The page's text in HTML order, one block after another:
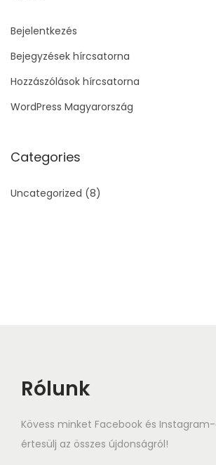
Bejelentkezés
Bejegyzések hírcsatorna
Hozzászólások hírcsatorna
WordPress Magyarország
Categories
Uncategorized (8)
Rólunk
Kövess minket Facebook és
értesülj az összes újdonságról!